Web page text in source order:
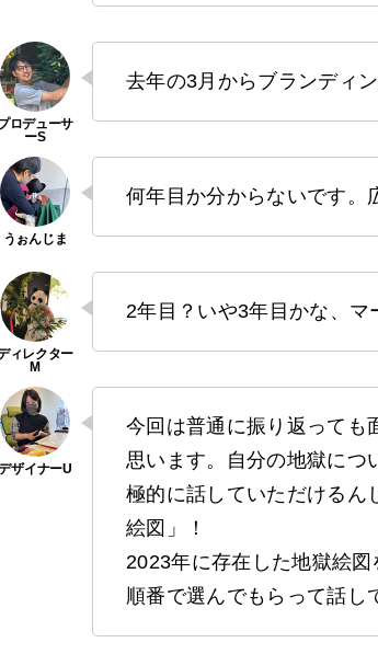
去年の3月からブランディ
何年目か分からないです。
2年目？いや3年目かな、マ
今回は普通に振り返っても
思います。自分の地獄につ
極的に話していただけるん
絵図」！
2023年に存在した地獄絵
順番で選んでもらって話し